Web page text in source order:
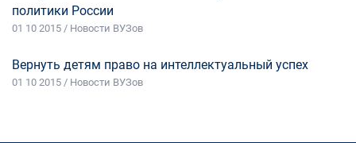
политики России
01 10 2015 / Новости ВУЗов
Вернуть детям право на интеллектуальный успех
01 10 2015 / Новости ВУЗов